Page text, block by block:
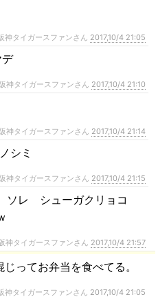
神タイガースファンさん 2017,10/4 21:05
デ
神タイガースファンさん 2017,10/4 21:10
神タイガースファンさん 2017,10/4 21:14
シミ
神タイガースファンさん 2017,10/4 21:15
ソレ シューガクリョコ
神タイガースファンさん 2017,10/4 21:57
ってお弁当を食べてる。
神タイガースファンさん 2017,10/4 21:05